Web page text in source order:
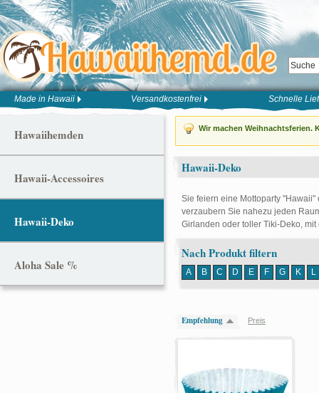
Made in Hawaii Versandkostenfrei Schnelle
Wir machen Weihnachtsferien.
Hawaii-Deko
Sie feiern eine Mottoparty
verzaubern Sie nahezu jeden
Girlanden oder toller Tiki-Deko,
Nach Produkt filtern
A B C D E F G K L
Empfehlung Preis
Hawaiihemden
Hawaii-Accessoires
Hawaii-Deko
Aloha Sale %